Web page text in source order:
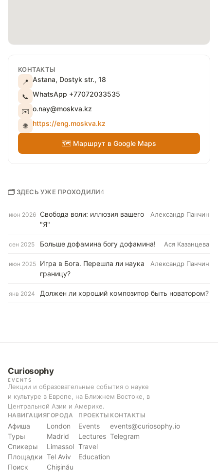
КОНТАКТЫ
📍 Astana, Dostyk str., 18
📞 WhatsApp +77072033535
✉️ o.nay@moskva.kz
🌐 https://eng.moskva.kz
🗺 Маршрут в Google Maps
🗂 ЗДЕСЬ УЖЕ ПРОХОДИЛИ4
июн 2026 Свобода воли: иллюзия вашего
"Я"
Александр Панчин
сен 2025 Больше дофамина богу дофамина! Ася Казанцева
июн 2025 Игра в Бога. Перешла ли наука
границу?
Александр Панчин
янв 2024 Должен ли хороший композитор быть новатором?
Curiosophy
EVENTS
Лекции и образовательные события о науке
и культуре в Европе, на Ближнем Востоке, в
Центральной Азии и Америке.
НАВИГАЦИЯ
Афиша
Туры
Спикеры
Площадки
Поиск
ГОРОДА
London
Madrid
Limassol
Tel Aviv
Chișinău
ПРОЕКТЫ
Events
Lectures
Travel
Education
КОНТАКТЫ
events@curiosophy.io
Telegram